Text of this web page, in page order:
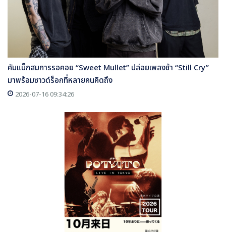
คัมแบ็กสมการรอคอย “Sweet Mullet” ปล่อยเพลงช้า “Still Cry”
มาพร้อมซาวด์ร็อกที่หลายคนคิดถึง
2026-07-16 09:34:26